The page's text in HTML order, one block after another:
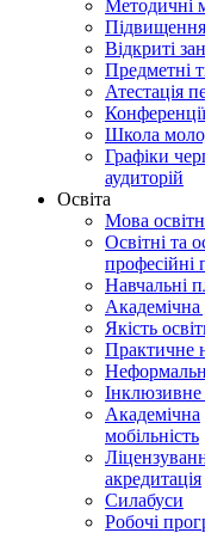
Методичні
Підвищення
Відкриті
Предметні
Атестація
Конференції
Школа
Графіки
аудиторій
Освіта
Мова
Освітні та
професійні
Навчальні
Академічна
Якість
Практичне
Академічна
мобільність
акредитація
Силабуси
Робочі